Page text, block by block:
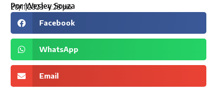
PorWesley Souza
20/11/2023 4:28 pm
Facebook
WhatsApp
Email